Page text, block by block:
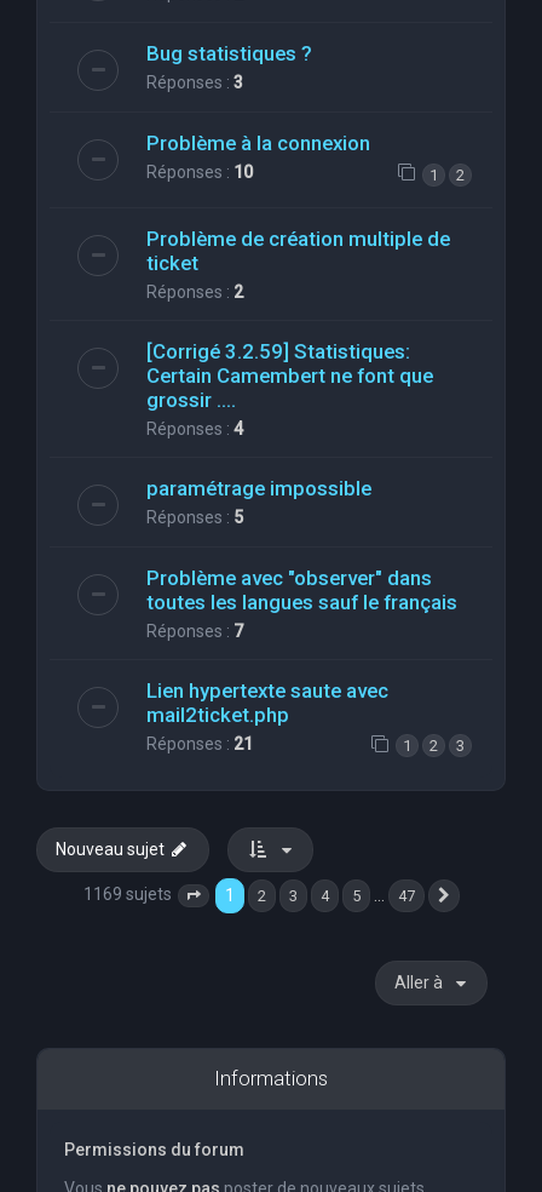
Bug statistiques ?
Réponses : 3
Problème à la connexion
Réponses : 10 1 2
Problème de création multiple de
ticket
Réponses : 2
[Corrigé 3.2.59] Statistiques:
Certain Camembert ne font que
grossir ....
Réponses : 4
paramétrage impossible
Réponses : 5
Problème avec "observer" dans
toutes les langues sauf le français
Réponses : 7
Lien hypertexte saute avec
mail2ticket.php
Réponses : 21 1 2 3
Nouveau sujet
1169 sujets Page 1 sur 47
1 2 3 4 5 … 47
Aller à
Informations
Permissions du forum